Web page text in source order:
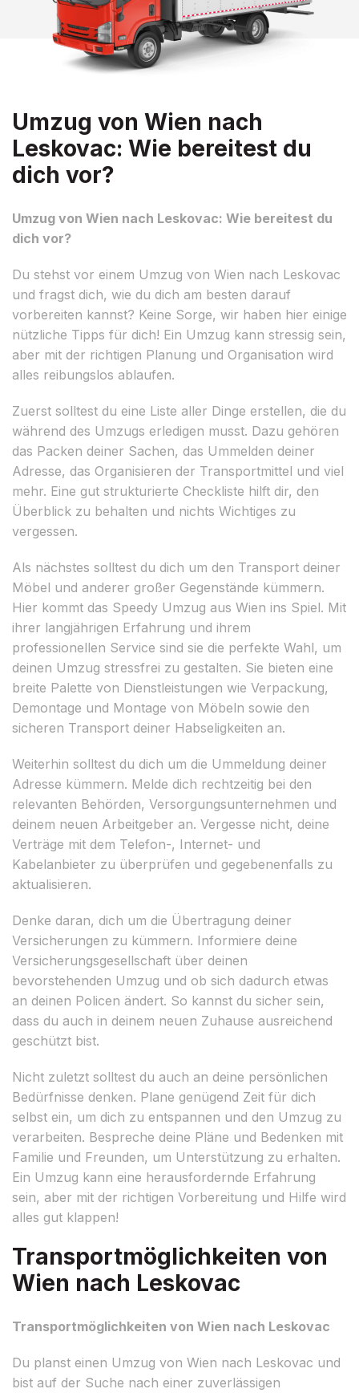
Umzug von Wien nach
Leskovac: Wie bereitest du
dich vor?
Umzug von Wien nach Leskovac: Wie bereitest du
dich vor?
Du stehst vor einem Umzug von Wien nach Leskovac
und fragst dich, wie du dich am besten darauf
vorbereiten kannst? Keine Sorge, wir haben hier einige
nützliche Tipps für dich! Ein Umzug kann stressig sein,
aber mit der richtigen Planung und Organisation wird
alles reibungslos ablaufen.
Zuerst solltest du eine Liste aller Dinge erstellen, die du
während des Umzugs erledigen musst. Dazu gehören
das Packen deiner Sachen, das Ummelden deiner
Adresse, das Organisieren der Transportmittel und viel
mehr. Eine gut strukturierte Checkliste hilft dir, den
Überblick zu behalten und nichts Wichtiges zu
vergessen.
Als nächstes solltest du dich um den Transport deiner
Möbel und anderer großer Gegenstände kümmern.
Hier kommt das Speedy Umzug aus Wien ins Spiel. Mit
ihrer langjährigen Erfahrung und ihrem
professionellen Service sind sie die perfekte Wahl, um
deinen Umzug stressfrei zu gestalten. Sie bieten eine
breite Palette von Dienstleistungen wie Verpackung,
Demontage und Montage von Möbeln sowie den
sicheren Transport deiner Habseligkeiten an.
Weiterhin solltest du dich um die Ummeldung deiner
Adresse kümmern. Melde dich rechtzeitig bei den
relevanten Behörden, Versorgungsunternehmen und
deinem neuen Arbeitgeber an. Vergesse nicht, deine
Verträge mit dem Telefon-, Internet- und
Kabelanbieter zu überprüfen und gegebenenfalls zu
aktualisieren.
Denke daran, dich um die Übertragung deiner
Versicherungen zu kümmern. Informiere deine
Versicherungsgesellschaft über deinen
bevorstehenden Umzug und ob sich dadurch etwas
an deinen Policen ändert. So kannst du sicher sein,
dass du auch in deinem neuen Zuhause ausreichend
geschützt bist.
Nicht zuletzt solltest du auch an deine persönlichen
Bedürfnisse denken. Plane genügend Zeit für dich
selbst ein, um dich zu entspannen und den Umzug zu
verarbeiten. Bespreche deine Pläne und Bedenken mit
Familie und Freunden, um Unterstützung zu erhalten.
Ein Umzug kann eine herausfordernde Erfahrung
sein, aber mit der richtigen Vorbereitung und Hilfe wird
alles gut klappen!
Transportmöglichkeiten von
Wien nach Leskovac
Transportmöglichkeiten von Wien nach Leskovac
Du planst einen Umzug von Wien nach Leskovac und
bist auf der Suche nach einer zuverlässigen